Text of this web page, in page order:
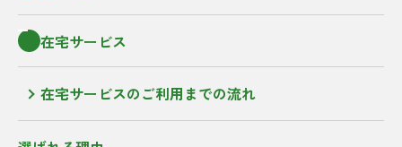
在宅サービス
在宅サービスのご利用までの流れ